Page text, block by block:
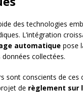
des technologies
L’intégration
automatique pose
données collectées.
sont conscients de ces
de règlement sur